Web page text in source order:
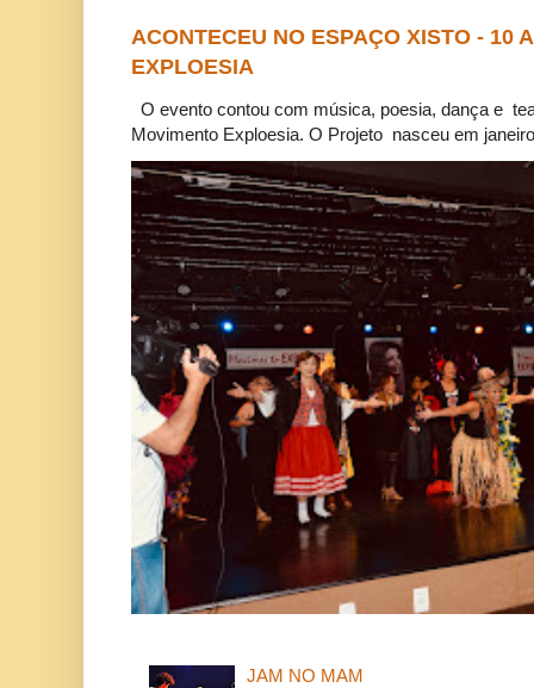
ACONTECEU NO ESPAÇO XISTO - 10
EXPLOESIA
O evento contou com música, poesia, dança e
Movimento Exploesia. O Projeto nasceu em
JAM NO MAM